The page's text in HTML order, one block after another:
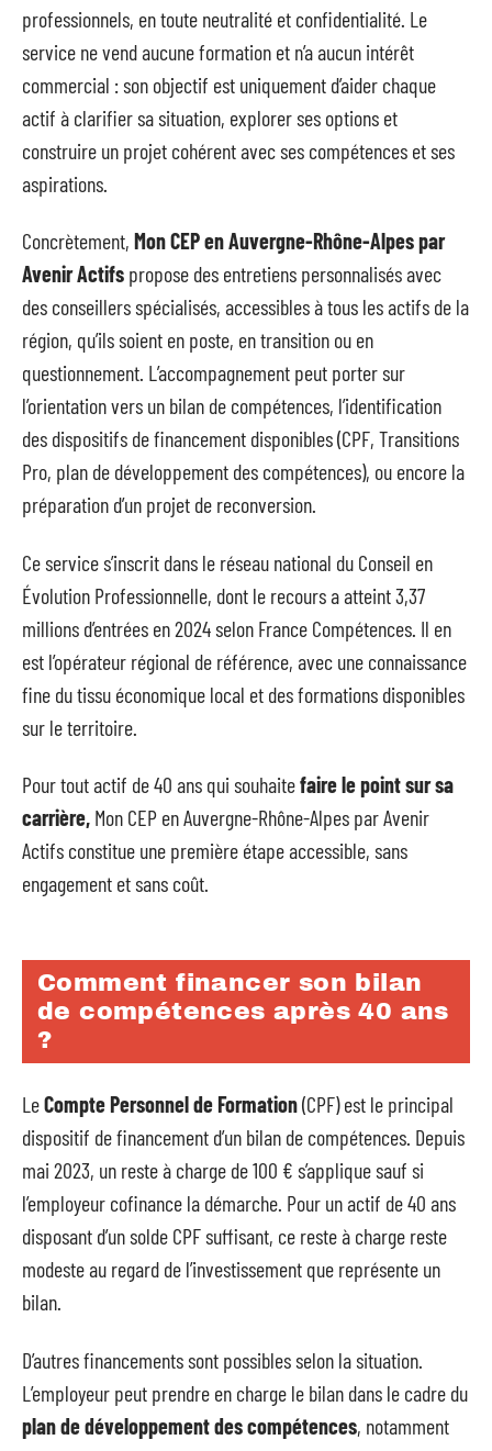
professionnels, en toute neutralité et confidentialité. Le
service ne vend aucune formation et n’a aucun intérêt
commercial : son objectif est uniquement d’aider chaque
actif à clarifier sa situation, explorer ses options et
construire un projet cohérent avec ses compétences et ses
aspirations.
Concrètement, Mon CEP en Auvergne-Rhône-Alpes par
Avenir Actifs propose des entretiens personnalisés avec
des conseillers spécialisés, accessibles à tous les actifs de la
région, qu’ils soient en poste, en transition ou en
questionnement. L’accompagnement peut porter sur
l’orientation vers un bilan de compétences, l’identification
des dispositifs de financement disponibles (CPF, Transitions
Pro, plan de développement des compétences), ou encore la
préparation d’un projet de reconversion.
Ce service s’inscrit dans le réseau national du Conseil en
Évolution Professionnelle, dont le recours a atteint 3,37
millions d’entrées en 2024 selon France Compétences. Il en
est l’opérateur régional de référence, avec une connaissance
fine du tissu économique local et des formations disponibles
sur le territoire.
Pour tout actif de 40 ans qui souhaitefaire le point sur sa
carrière, Mon CEP en Auvergne-Rhône-Alpes par Avenir
Actifs constitue une première étape accessible, sans
engagement et sans coût.
Comment financer son bilan
de compétences après 40 ans
?
LeCompte Personnel de Formation(CPF) est le principal
dispositif de financement d’un bilan de compétences. Depuis
mai 2023, un reste à charge de 100 € s’applique sauf si
l’employeur cofinance la démarche. Pour un actif de 40 ans
disposant d’un solde CPF suffisant, ce reste à charge reste
modeste au regard de l’investissement que représente un
bilan.
D’autres financements sont possibles selon la situation.
L’employeur peut prendre en charge le bilan dans le cadre du
plan de développement des compétences, notamment